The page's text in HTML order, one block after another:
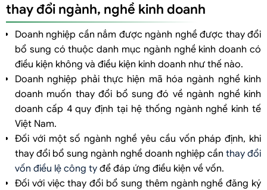
thay đổi ngành, nghề kinh doanh
Doanh nghiệp cần nắm được ngành nghề được thay đổi
bổ sung có thuộc danh mục ngành nghề kinh doanh có
điều kiện không và điều kiện kinh doanh như thế nào.
Doanh nghiệp phải thực hiện mã hóa ngành nghề kinh
doanh muốn thay đổi bổ sung đó về ngành nghề kinh
doanh cấp 4 quy định tại hệ thống ngành nghề kinh tế
Việt Nam.
Đối với một số ngành nghề yêu cầu vốn pháp định, khi
thay đổi bổ sung ngành nghề doanh nghiệp cần thay đổi
vốn điều lệ công ty để đáp ứng điều kiện về vốn.
Đối với việc thay đổi bổ sung thêm ngành nghề đăng ký